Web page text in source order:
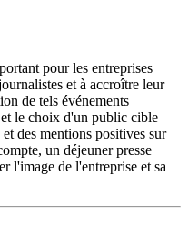
pour les entreprises
et à accroître leur
de tels événements
le choix d'un public cible
des mentions positives sur
un déjeuner presse
l'image de l'entreprise et sa